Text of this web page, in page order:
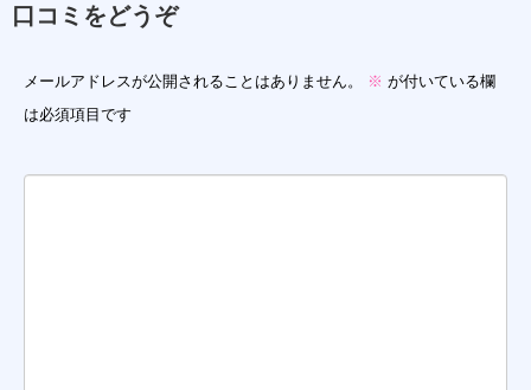
口コミをどうぞ
メールアドレスが公開されることはありません。 ※ が付いている欄
は必須項目です